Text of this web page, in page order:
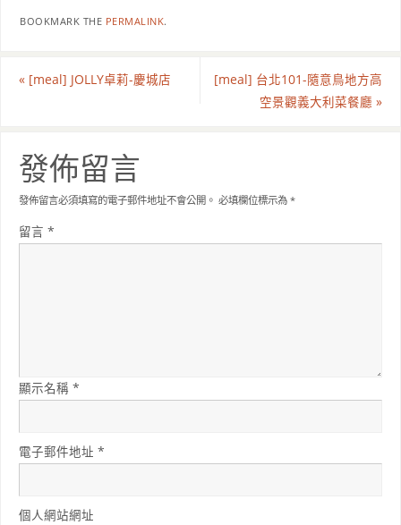
BOOKMARK THE PERMALINK.
« [meal] JOLLY卓莉-慶城店
[meal] 台北101-隨意鳥地方高
空景觀義大利菜餐廳 »
發佈留言
發佈留言必須填寫的電子郵件地址不會公開。 必填欄位標示為*
留言*
顯示名稱*
電子郵件地址*
個人網站網址